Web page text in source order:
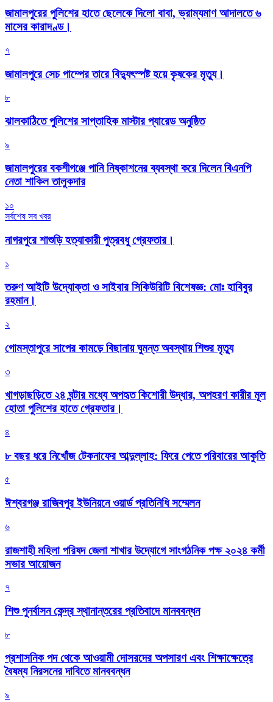
জামালপুরের পুলিশের হাতে ছেলেকে দিলো বাবা, ভ্রাম্যমাণ আদালতে ৬
মাসের কারাদণ্ড।
৭
জামালপুরে সেচ পাম্পের তারে বিদ্যুৎস্পষ্ট হয়ে কৃষকের মৃত্যু।
৮
‎ঝালকাঠিতে পুলিশের সাপ্তাহিক মাস্টার প্যারেড অনুষ্ঠিত
৯
জামালপুরের বকশীগঞ্জে পানি নিষ্কাশনের ব্যবস্থা করে দিলেন বিএনপি
নেতা শাকিল তালুকদার
১০
সর্বশেষ সব খবর
নাগরপুরে শাশুড়ি হত্যাকারী পুত্রবধু গ্রেফতার।
১
তরুণ আইটি উদ্যোক্তা ও সাইবার সিকিউরিটি বিশেষজ্ঞ: মোঃ হাবিবুর
রহমান।
২
গোমস্তাপুরে সাপের কামড়ে বিছানায় ঘুমন্ত অবস্থায় শিশুর মৃত্যু
৩
খাগড়াছড়িতে ২৪ ঘন্টার মধ্যে অপহৃত কিশোরী উদ্ধার, অপহরণ কারীর মূল
হোতা পুলিশের হাতে গ্রেফতার।
৪
৮ বছর ধরে নিখোঁজ টেকনাফের আব্দুল্লাহ: ফিরে পেতে পরিবারের আকুতি
৫
ঈশ্বরগঞ্জ রাজিবপুর ইউনিয়নে ওয়ার্ড প্রতিনিধি সম্মেলন
৬
রাজশাহী মহিলা পরিষদ জেলা শাখার উদ্যোগে সাংগঠনিক পক্ষ ২০২৪ কর্মী
সভার আয়োজন
৭
শিশু পুনর্বাসন কেন্দ্র স্থানান্তরের প্রতিবাদে মানববন্ধন
৮
প্রশাসনিক পদ থেকে আওয়ামী দোসরদের অপসারণ এবং শিক্ষাক্ষেত্রে
বৈষম্য নিরসনের দাবিতে মানববন্ধন
৯